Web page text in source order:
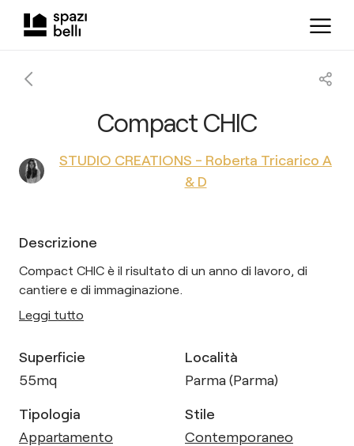
Compact CHIC
STUDIO CREATIONS - Roberta Tricarico A
& D
Descrizione
Compact CHIC è il risultato di un anno di lavoro, di
cantiere e di immaginazione.
Leggi tutto
Superficie
55mq
Località
Parma (Parma)
Tipologia
Appartamento
Stile
Contemporaneo